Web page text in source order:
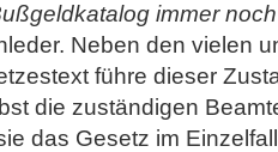
immer
Neben den vielen
führe dieser
die zuständigen
das Gesetz im